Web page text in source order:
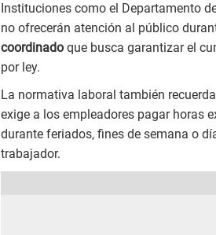
Instituciones como el Departamento
no ofrecerán atención al público
coordinado que busca garantizar el
por ley.
La normativa laboral también
exige a los empleadores pagar horas
durante feriados, fines de semana o
trabajador.